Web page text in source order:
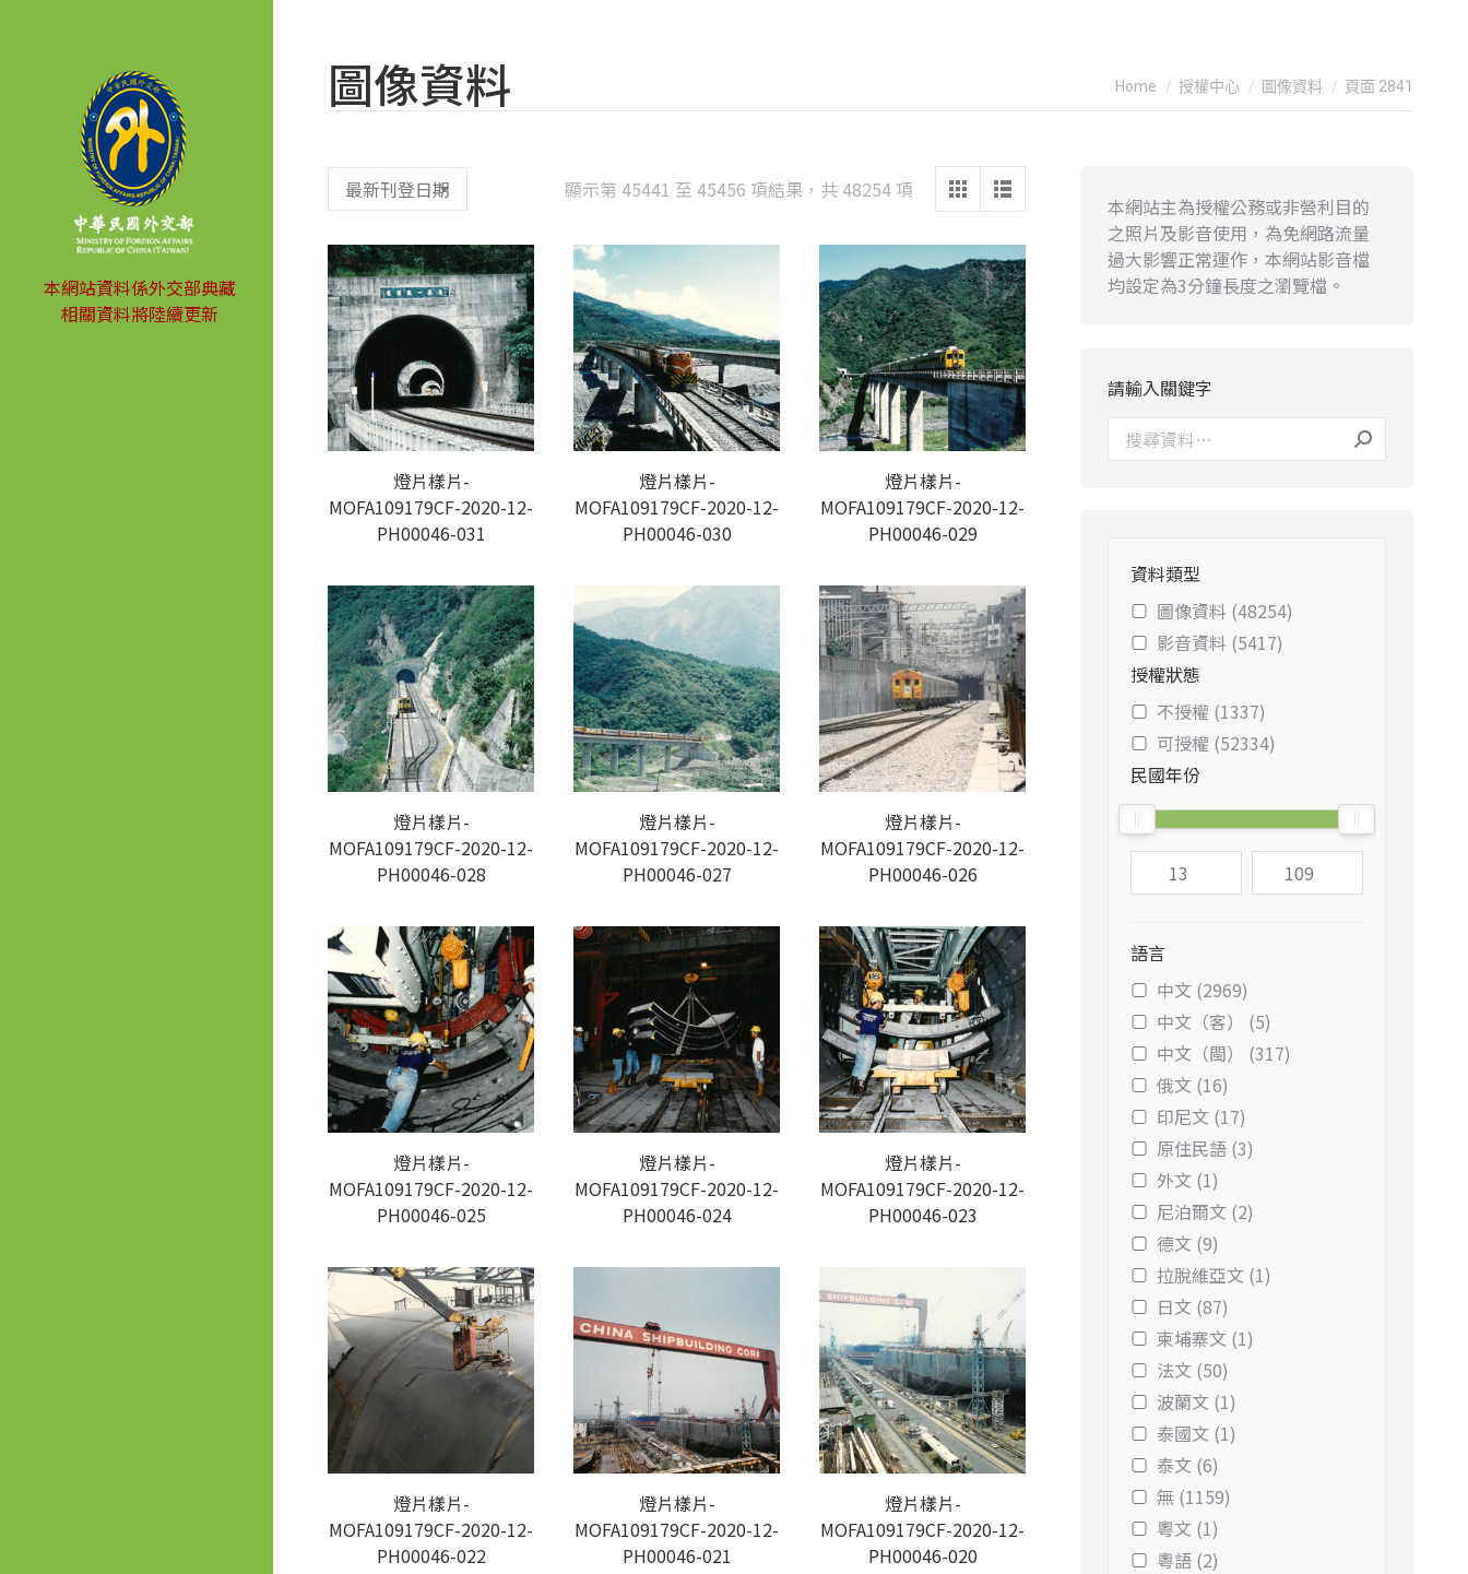
本網站資料係外交部典藏
相關資料將陸續更新
圖像資料 You are here:
Home 授權中心 圖像資料 頁面 2841
顯示第 45441 至 45456 項結果，共 48254 項 Sorted
latest
燈片樣片-
MOFA109179CF-2020-12-
PH00046-031
燈片樣片-
MOFA109179CF-2020-12-
PH00046-030
燈片樣片-
MOFA109179CF-2020-12-
PH00046-029
燈片樣片-
MOFA109179CF-2020-12-
PH00046-028
燈片樣片-
MOFA109179CF-2020-12-
PH00046-027
燈片樣片-
MOFA109179CF-2020-12-
PH00046-026
燈片樣片-
MOFA109179CF-2020-12-
PH00046-025
燈片樣片-
MOFA109179CF-2020-12-
PH00046-024
燈片樣片-
MOFA109179CF-2020-12-
PH00046-023
燈片樣片-
MOFA109179CF-2020-12-
PH00046-022
燈片樣片-
MOFA109179CF-2020-12-
PH00046-021
燈片樣片-
MOFA109179CF-2020-12-
PH00046-020
本網站主為授權公務或非營利目的
之照片及影音使用，為免網路流量
過大影響正常運作，本網站影音檔
均設定為3分鐘長度之瀏覽檔。
請輸入關鍵字
資料類型
圖像資料 (48254)
影音資料 (5417)
授權狀態
不授權 (1337)
可授權 (52334)
民國年份
語言
中文 (2969)
中文（客） (5)
中文（閩） (317)
俄文 (16)
印尼文 (17)
原住民語 (3)
外文 (1)
尼泊爾文 (2)
德文 (9)
拉脫維亞文 (1)
日文 (87)
柬埔寨文 (1)
法文 (50)
波蘭文 (1)
泰國文 (1)
泰文 (6)
無 (1159)
粵文 (1)
粵語 (2)